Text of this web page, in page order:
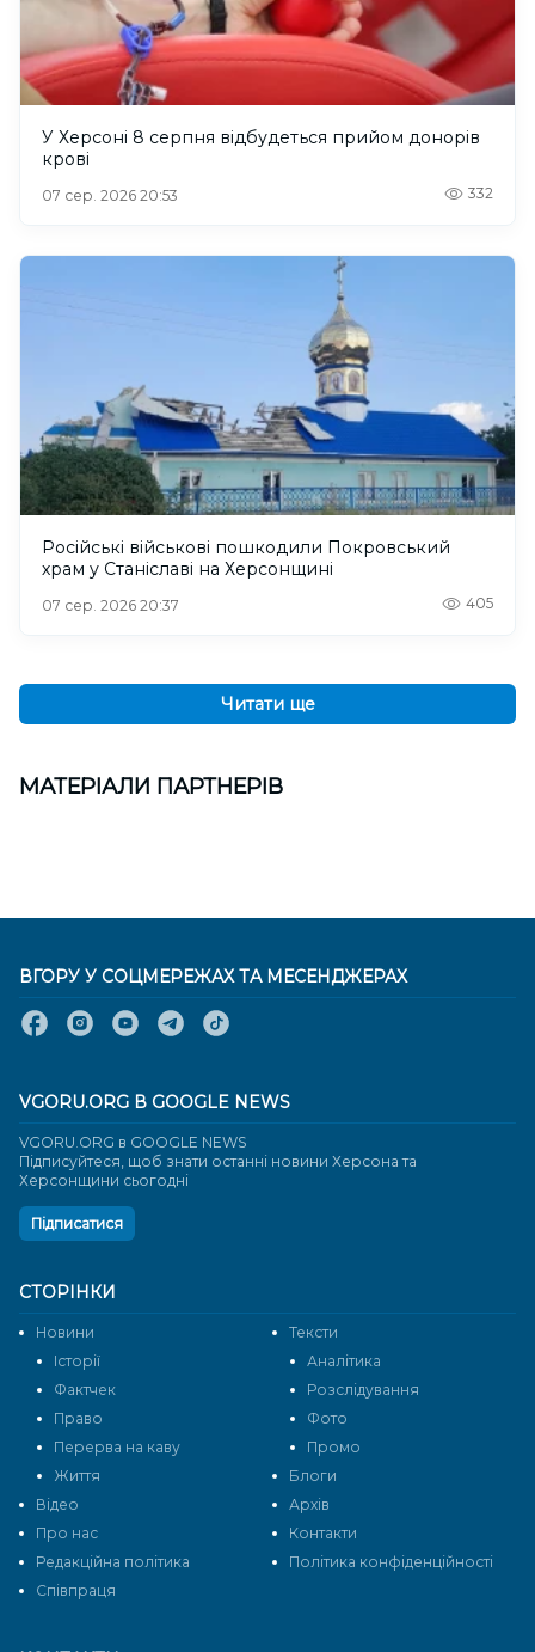
У Херсоні 8 серпня відбудеться прийом донорів
крові
07 сер. 2026 20:53 332
Російські військові пошкодили Покровський
храм у Станіславі на Херсонщині
07 сер. 2026 20:37 405
Читати ще
МАТЕРІАЛИ ПАРТНЕРІВ
СТОРІНКИ
Новини
Тексти
Історії
Аналітика
Фактчек
Розслідування
Право
Фото
Перерва на каву
Промо
Життя
Блоги
Відео
Архів
Про нас
Контакти
Редакційна політика
Політика конфіденційності
Cпівпраця
ВГОРУ У СОЦМЕРЕЖАХ ТА МЕСЕНДЖЕРАХ
VGORU.ORG В GOOGLE NEWS
VGORU.ORG в GOOGLE NEWS
Підписуйтеся, щоб знати останні новини Херсона та
Херсонщини сьогодні
Підписатися